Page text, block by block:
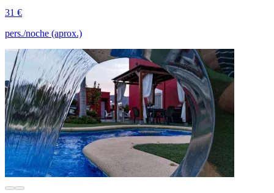
31 €
pers./noche (aprox.)